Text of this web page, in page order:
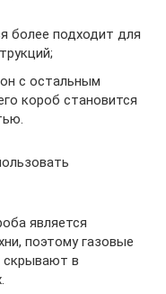
более подходит для
с остальным
короб становится
является
поэтому газовые
скрывают в